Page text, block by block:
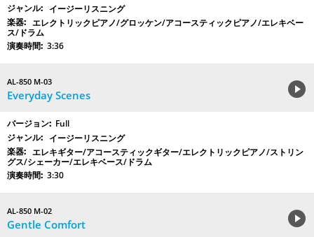
イージーリスニング
エレクトリックピアノ/グロッケン/アコースティックピアノ/エレキベー
ス/ドラム
3:36
AL-850 M-03
Everyday Scenes
Full
イージーリスニング
エレキギター/アコースティックギター/エレクトリックピアノ/ストリン
グス/シェーカー/エレキベース/ドラム
3:30
AL-850 M-02
Gentle Comfort